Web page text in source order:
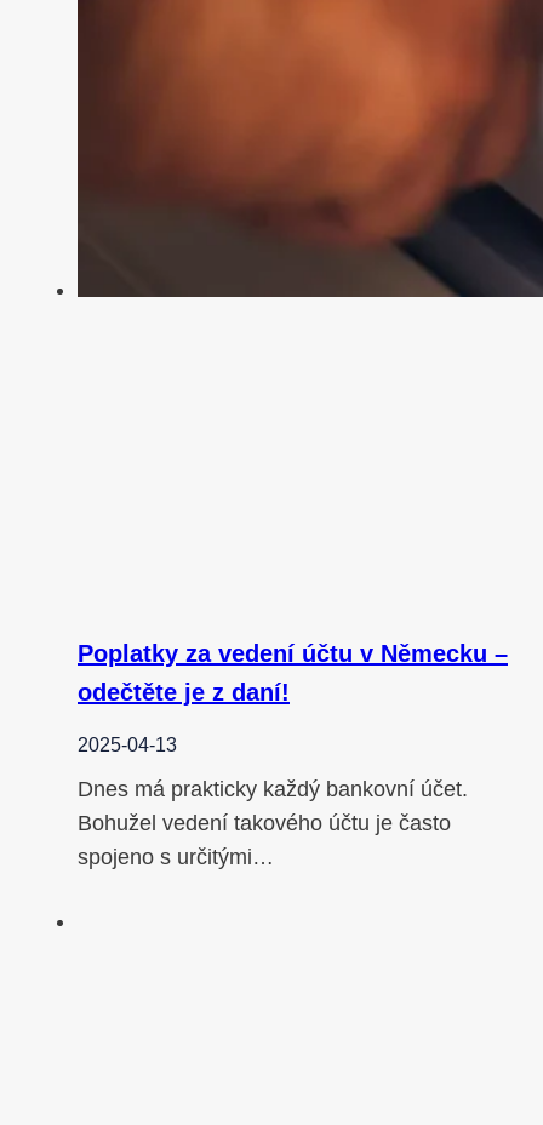
Poplatky za vedení účtu v Německu –
odečtěte je z daní!
2025-04-13
Dnes má prakticky každý bankovní účet.
Bohužel vedení takového účtu je často
spojeno s určitými…